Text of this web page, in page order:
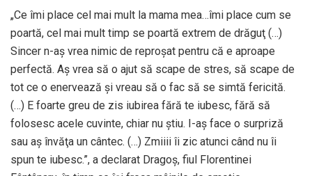
„Ce îmi place cel mai mult la mama mea…îmi place cum se
poartă, cel mai mult timp se poartă extrem de drăguţ (…)
Sincer n-aş vrea nimic de reproşat pentru că e aproape
perfectă. Aş vrea să o ajut să scape de stres, să scape de
tot ce o enervează şi vreau să o fac să se simtă fericită.
(…) E foarte greu de zis iubirea fără te iubesc, fără să
folosesc acele cuvinte, chiar nu ştiu. I-aş face o surpriză
sau aş învăţa un cântec. (…) Zmiiii îi zic atunci când nu îi
spun te iubesc.”, a declarat Dragoş, fiul Florentinei